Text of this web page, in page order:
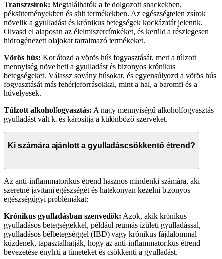
Transzzsírok: Megtalálhatók a feldolgozott snackekben,
péksüteményekben és sült termékekben. Az egészségtelen zsírok
növelik a gyulladást és krónikus betegségek kockázatát jelentik.
Olvasd el alaposan az élelmiszercímkéket, és kerüld a részlegesen
hidrogénezett olajokat tartalmazó termékeket.
Vörös hús: Korlátozd a vörös hús fogyasztását, mert a túlzott
mennyiség növelheti a gyulladást és bizonyos krónikus
betegségeket. Válassz sovány húsokat, és egyensúlyozd a vörös hús
fogyasztását más fehérjeforrásokkal, mint a hal, a baromfi és a
hüvelyesek.
Túlzott alkoholfogyasztás: A nagy mennyiségű alkoholfogyasztás
gyulladást vált ki és károsítja a különböző szerveket.
Ki számára ajánlott a gyulladáscsökkentő étrend?
Az anti-inflammatorikus étrend hasznos mindenki számára, aki
szeretné javítani egészségét és hatékonyan kezelni bizonyos
egészségügyi problémákat:
Krónikus gyulladásban szenvedők: Azok, akik krónikus
gyulladásos betegségekkel, például reumás ízületi gyulladással,
gyulladásos bélbetegséggel (IBD) vagy krónikus fájdalommal
küzdenek, tapasztalhatják, hogy az anti-inflammatorikus étrend
bevezetése enyhíti a tüneteket és csökkenti a gyulladást.